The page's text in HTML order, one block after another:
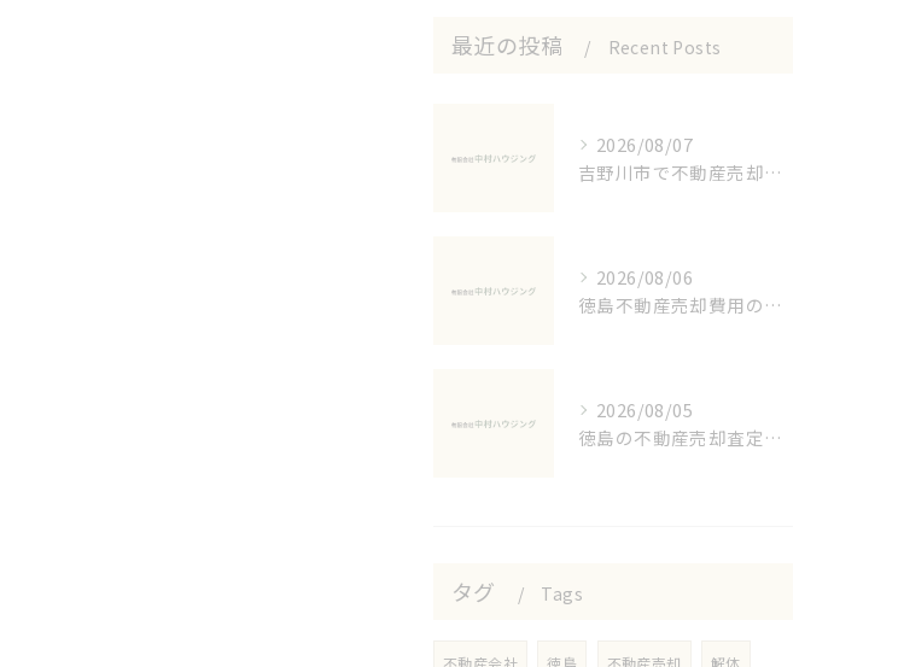
最近の投稿 Recent Posts
2026/08/07
吉野川市で不動産売却に必要な書類準備術
2026/08/06
徳島不動産売却費用の実態解説
2026/08/05
徳島の不動産売却査定と注意点解説
タグ Tags
不動産会社 徳島 不動産売却 解体